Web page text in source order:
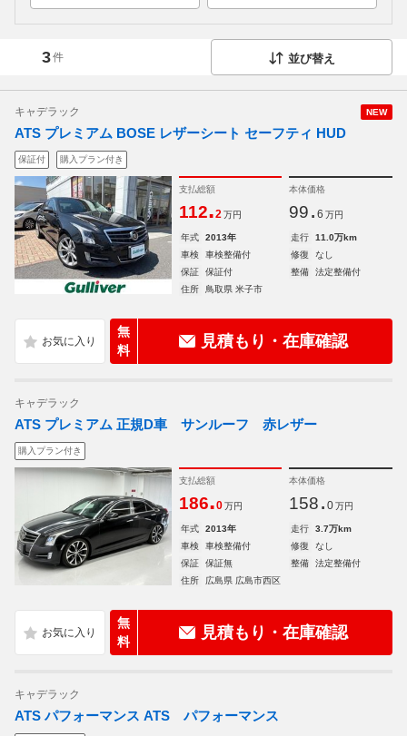
3件 並び替え
NEW
キャデラック
ATS プレミアム BOSE レザーシート セーフティ HUD
保証付 購入プラン付き
支払総額
112.2 万円
本体価格
99. 6 万円
年式 2013年 走行
11.0万km
車検
車検整備付 修復
なし
保証
保証付 整備
法定整備付
住所
鳥取県 米子市
無
料
見積もり・在庫確認
キャデラック
ATS プレミアム 正規D車 サンルーフ 赤レザー
購入プラン付き
支払総額
186.0 万円
本体価格
158. 0 万円
年式 2013年 走行
3.7万km
車検
車検整備付 修復
なし
保証
保証無 整備
法定整備付
住所
広島県 広島市西区
無
料
見積もり・在庫確認
キャデラック
ATS パフォーマンス ATS パフォーマンス